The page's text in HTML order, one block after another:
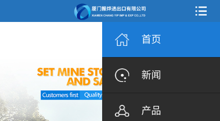
首页
新闻
产品